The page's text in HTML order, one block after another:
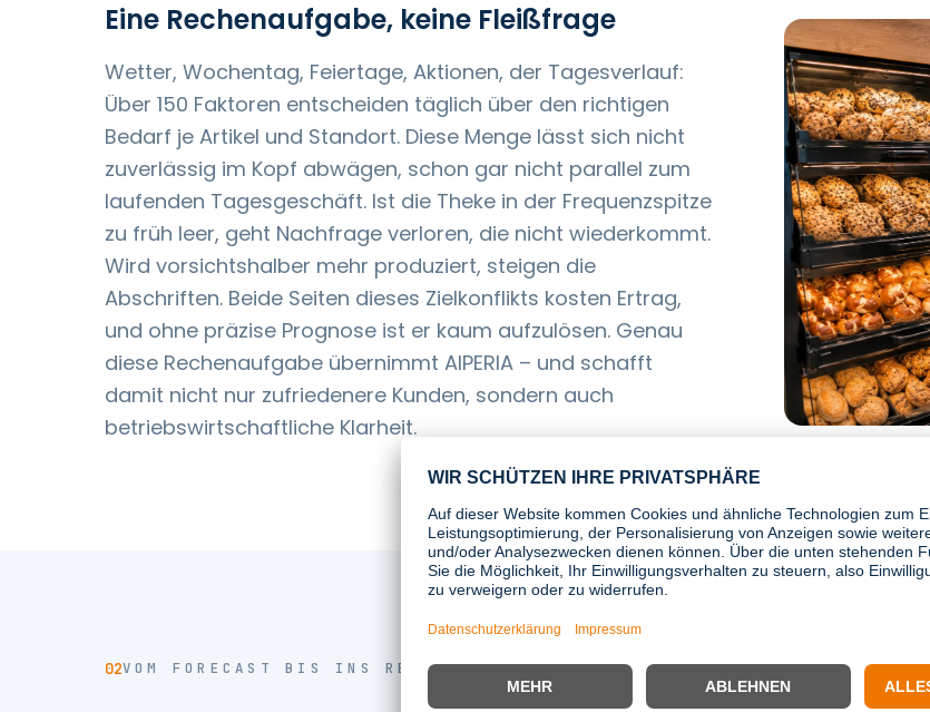
Eine Rechenaufgabe, keine Fleißfrage
Wetter, Wochentag, Feiertage, Aktionen, der Tagesverlauf:
Über 150 Faktoren entscheiden täglich über den richtigen
Bedarf je Artikel und Standort. Diese Menge lässt sich nicht
zuverlässig im Kopf abwägen, schon gar nicht parallel zum
laufenden Tagesgeschäft. Ist die Theke in der Frequenzspitze
zu früh leer, geht Nachfrage verloren, die nicht wiederkommt.
Wird vorsichtshalber mehr produziert, steigen die
Abschriften. Beide Seiten dieses Zielkonflikts kosten Ertrag,
und ohne präzise Prognose ist er kaum aufzulösen. Genau
diese Rechenaufgabe übernimmt AIPERIA – und schafft
damit nicht nur zufriedenere Kunden, sondern auch
betriebswirtschaftliche Klarheit.
02VOM FORECAST BIS INS REGAL